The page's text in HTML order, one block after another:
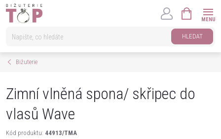
Přejít
HLEDAT
KOŠÍK
Bižuterie
Zimní vlněná spona/ skřipec do
vlasů Wave
Kód produktu: 44913/TMA